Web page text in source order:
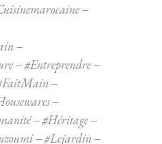
#entreprendre
#Héritage
#lejardin